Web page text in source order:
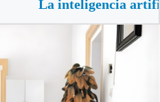
La inteligencia artificial